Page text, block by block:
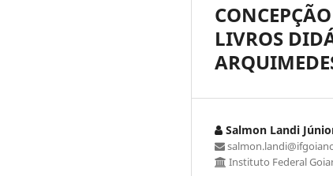
LIVROS
Salmon Landi
Instituto Federal